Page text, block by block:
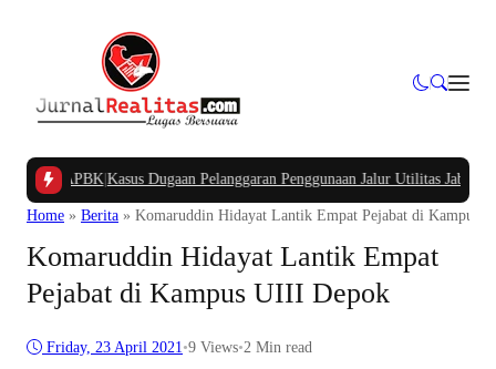
APBK| Kasus Dugaan Pelanggaran Penggunaan Jalur Utilitas Jababeka
Home » Berita » Komaruddin Hidayat Lantik Empat Pejabat di Kampus
Komaruddin Hidayat Lantik Empat
Pejabat di Kampus UIII Depok
Friday, 23 April 2021•9 Views•2 Min read